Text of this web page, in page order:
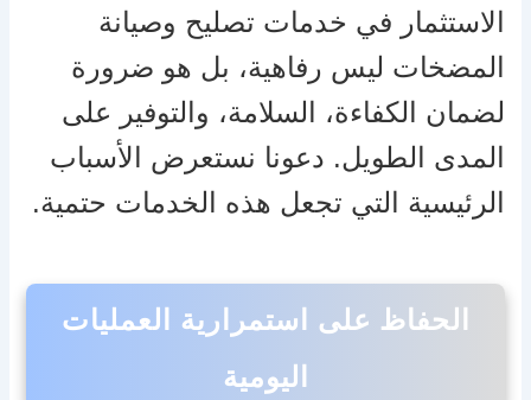
الاستثمار في خدمات تصليح وصيانة
المضخات ليس رفاهية، بل هو ضرورة
لضمان الكفاءة، السلامة، والتوفير على
المدى الطويل. دعونا نستعرض الأسباب
الرئيسية التي تجعل هذه الخدمات حتمية.
الحفاظ على استمرارية العمليات
اليومية